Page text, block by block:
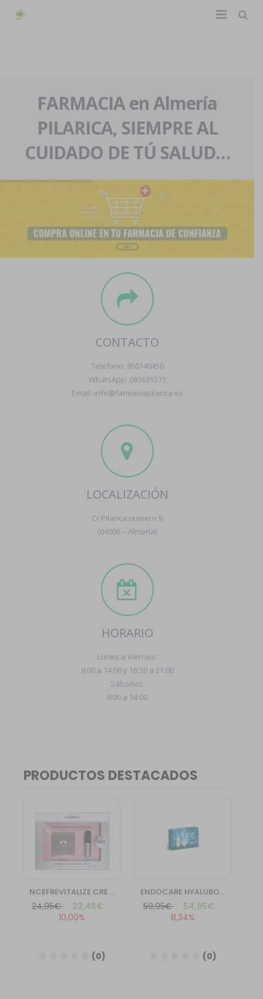
La farmacia
Nuestra historia
Nuestro equipo
Eventos
Servicios y reservas
Pedidos express
Contacto
Boletín
FARMACIA en Almería
PILARICA, SIEMPRE AL
CUIDADO DE TÚ SALUD…
CONTACTO
Teléfono: 950140450
WhatsApp: 681635571
Email: info@farmaciapilarica.es
LOCALIZACIÓN
C/ Pilarica numero 9
(04009 – Almería)
HORARIO
Lunes a Viernes:
9:00 a 14:00 y 16:30 a 21:00
Sábados:
9:00 a 14:00